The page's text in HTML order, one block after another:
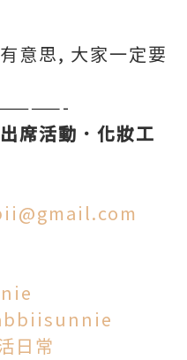
意思, 大家一定要
席活動．化妝工
日常